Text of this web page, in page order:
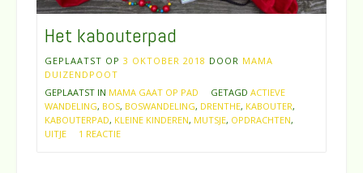
Het kabouterpad
GEPLAATST OP 3 OKTOBER 2018 DOOR MAMA
DUIZENDPOOT
GEPLAATST IN MAMA GAAT OP PAD GETAGD ACTIEVE
WANDELING, BOS, BOSWANDELING, DRENTHE, KABOUTER,
KABOUTERPAD, KLEINE KINDEREN, MUTSJE, OPDRACHTEN,
UITJE
1 REACTIE